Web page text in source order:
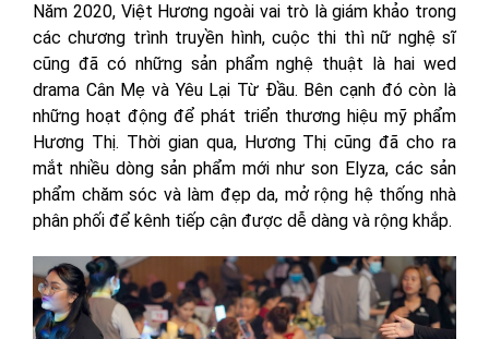
Năm 2020, Việt Hương ngoài vai trò là giám khảo trong
các chương trình truyền hình, cuộc thi thì nữ nghệ sĩ
cũng đã có những sản phẩm nghệ thuật là hai wed
drama Cân Mẹ và Yêu Lại Từ Đầu. Bên cạnh đó còn là
những hoạt động để phát triển thương hiệu mỹ phẩm
Hương Thị. Thời gian qua, Hương Thị cũng đã cho ra
mắt nhiều dòng sản phẩm mới như son Elyza, các sản
phẩm chăm sóc và làm đẹp da, mở rộng hệ thống nhà
phân phối để kênh tiếp cận được dễ dàng và rộng khắp.